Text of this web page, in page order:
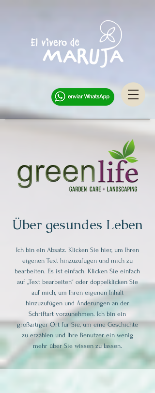
Über gesundes Leben
Ich bin ein Absatz. Klicken Sie hier, um Ihren
eigenen Text hinzuzufügen und mich zu
bearbeiten. Es ist einfach. Klicken Sie einfach
auf „Text bearbeiten“ oder doppelklicken Sie
auf mich, um Ihren eigenen Inhalt
hinzuzufügen und Änderungen an der
Schriftart vorzunehmen. Ich bin ein
großartiger Ort für Sie, um eine Geschichte
zu erzählen und Ihre Benutzer ein wenig
mehr über Sie wissen zu lassen.